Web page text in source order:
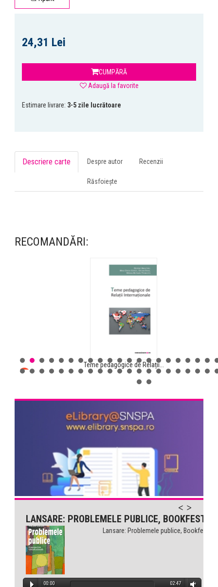
24,31 Lei
CUMPĂRĂ
Adaugă la favorite
Estimare livrare: 3-5 zile lucrătoare
Descriere carte Despre autor Recenzii
Răsfoiește
RECOMANDĂRI:
Teme pedagogice de Relații...
Comunicarea pentru sănătate...
LANSARE: PROBLEMELE PUBLICE, BOOKFEST
Lansare: Problemele publice, Bookfest
00:00 02:47